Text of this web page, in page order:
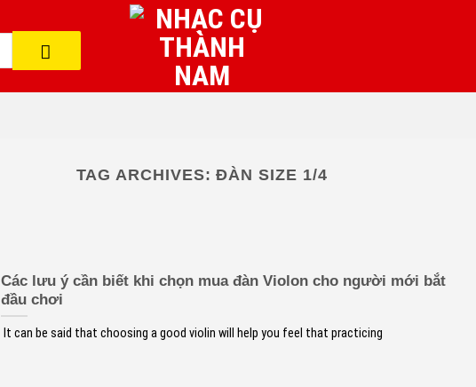
TAG ARCHIVES:ĐÀN SIZE 1/4
Các lưu ý cần biết khi chọn mua đàn Violon cho người mới bắt
đầu chơi
It can be said that choosing a good violin will help you feel that practicing